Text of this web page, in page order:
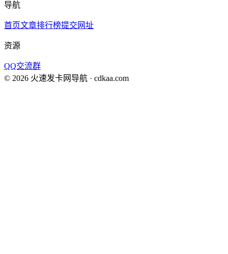
导航
首页文章排行榜提交网址
资源
QQ交流群
© 2026 火速发卡网导航 · cdkaa.com